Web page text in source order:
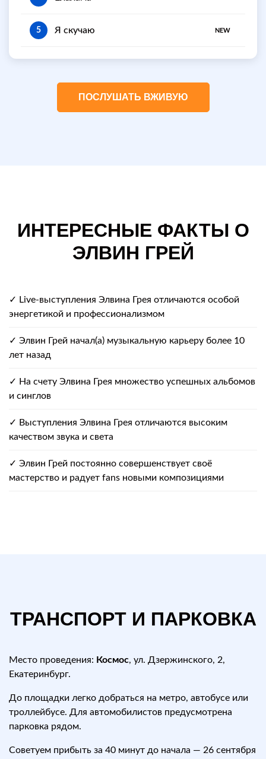
5 Я скучаю NEW
ПОСЛУШАТЬ ВЖИВУЮ
ИНТЕРЕСНЫЕ ФАКТЫ О
ЭЛВИН ГРЕЙ
✓ Live-выступления Элвина Грея отличаются особой
энергетикой и профессионализмом
✓ Элвин Грей начал(а) музыкальную карьеру более 10
лет назад
✓ На счету Элвина Грея множество успешных альбомов
и синглов
✓ Выступления Элвина Грея отличаются высоким
качеством звука и света
✓ Элвин Грей постоянно совершенствует своё
мастерство и радует fans новыми композициями
ТРАНСПОРТ И ПАРКОВКА
Место проведения: Космос, ул. Дзержинского, 2,
Екатеринбург.
До площадки легко добраться на метро, автобусе или
троллейбусе. Для автомобилистов предусмотрена
парковка рядом.
Советуем прибыть за 40 минут до начала — 26 сентября